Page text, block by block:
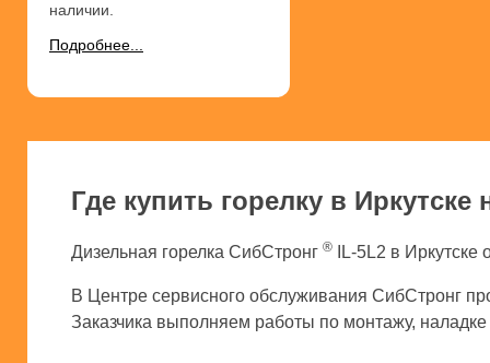
наличии.
Подробнее...
Где купить горелку в
Дизельная горелка СибСтронг ® IL-5L2 в Иркутске
В Центре сервисного обслуживания СибСтронг
Заказчика выполняем работы по монтажу, наладке